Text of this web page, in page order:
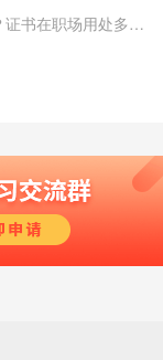
AFP金融理财师通过率高低？证书在职场用处多大？